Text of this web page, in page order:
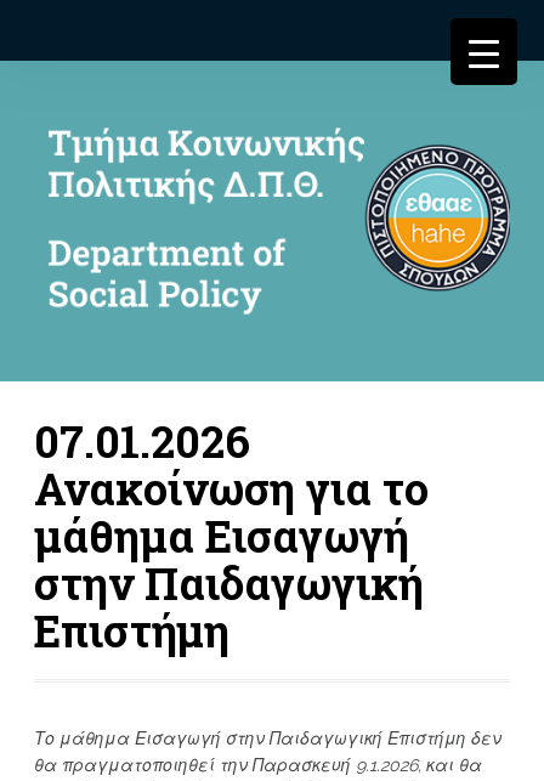
07.01.2026
Ανακοίνωση για το
μάθημα Εισαγωγή
στην Παιδαγωγική
Επιστήμη
Το μάθημα Εισαγωγή στην Παιδαγωγική Επιστήμη δεν
θα πραγματοποιηθεί την Παρασκευή 9.1.2026, και θα